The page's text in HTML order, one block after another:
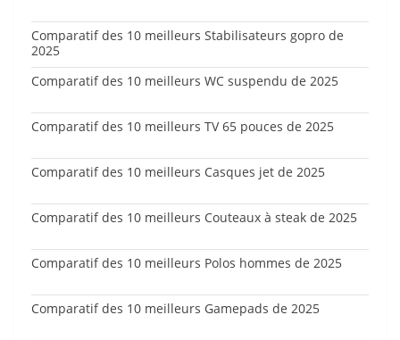
Comparatif des 10 meilleurs Stabilisateurs gopro de
2025
Comparatif des 10 meilleurs WC suspendu de 2025
Comparatif des 10 meilleurs TV 65 pouces de 2025
Comparatif des 10 meilleurs Casques jet de 2025
Comparatif des 10 meilleurs Couteaux à steak de 2025
Comparatif des 10 meilleurs Polos hommes de 2025
Comparatif des 10 meilleurs Gamepads de 2025